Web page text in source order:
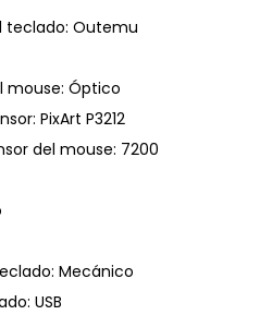
teclado: Outemu
mouse: Óptico
PixArt P3212
del mouse: 7200
Mecánico
USB